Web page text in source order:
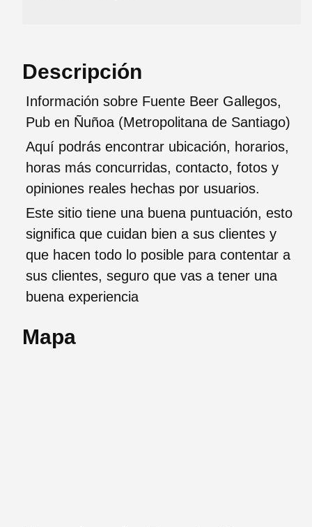
Descripción
Información sobre Fuente Beer Gallegos,
Pub en Ñuñoa (Metropolitana de Santiago)
Aquí podrás encontrar ubicación, horarios,
horas más concurridas, contacto, fotos y
opiniones reales hechas por usuarios.
Este sitio tiene una buena puntuación, esto
significa que cuidan bien a sus clientes y
que hacen todo lo posible para contentar a
sus clientes, seguro que vas a tener una
buena experiencia
Mapa